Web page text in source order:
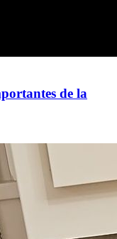
de la